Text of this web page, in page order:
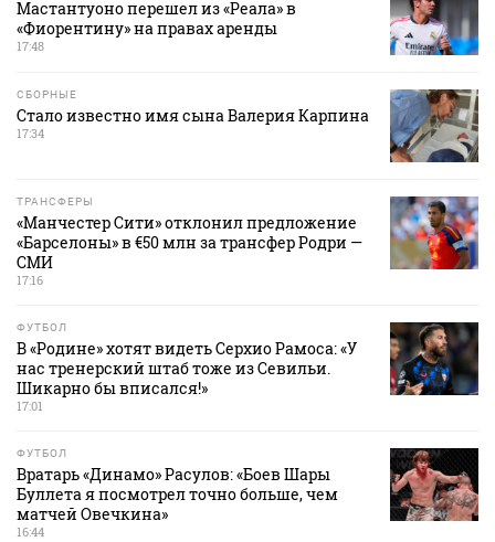
Мастантуоно перешел из «Реала» в
«Фиорентину» на правах аренды
17:48
СБОРНЫЕ
Стало известно имя сына Валерия Карпина
17:34
ТРАНСФЕРЫ
«Манчестер Сити» отклонил предложение
«Барселоны» в €50 млн за трансфер Родри —
СМИ
17:16
ФУТБОЛ
В «Родине» хотят видеть Серхио Рамоса: «У
нас тренерский штаб тоже из Севильи.
Шикарно бы вписался!»
17:01
ФУТБОЛ
Вратарь «Динамо» Расулов: «Боев Шары
Буллета я посмотрел точно больше, чем
матчей Овечкина»
16:44